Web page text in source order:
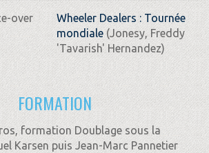
over
Wheeler Dealers : Tournée
mondiale(Jonesy, Freddy
'Tavarish' Hernandez)
FORMATION
formation Doublage sous la
Karsen puis Jean-Marc Pannetier